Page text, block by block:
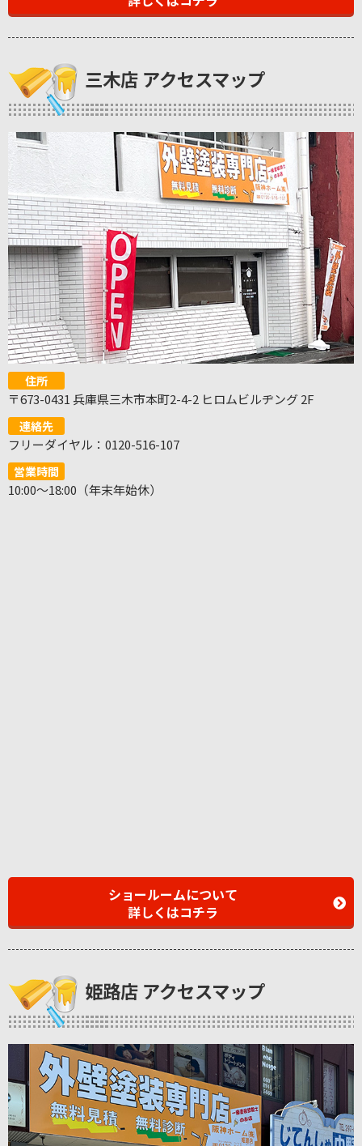
三木店 アクセスマップ
住所
〒673-0431 兵庫県三木市本町2-4-2 ヒロムビルヂング 2F
連絡先
フリーダイヤル：0120-516-107
営業時間
10:00～18:00（年末年始休）
ショールームについて
詳しくはコチラ
姫路店 アクセスマップ